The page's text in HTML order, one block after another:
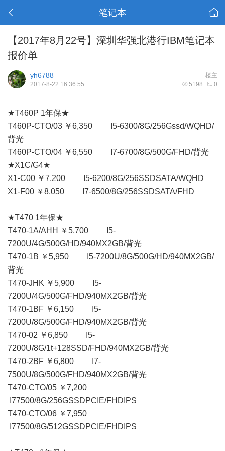
笔记本
【2017年8月22号】深圳华强北港行IBM笔记本
报价单
楼主
yh6788
5198 0
2017-8-22 16:36:55
★T460P 1年保★
T460P-CTO/03 ￥6,350 I5-6300/8G/256Gssd/WQHD/
背光
T460P-CTO/04 ￥6,550 I7-6700/8G/500G/FHD/背光
★X1C/G4★
X1-C00 ￥7,200 I5-6200/8G/256SSDSATA/WQHD
X1-F00 ￥8,050 I7-6500/8G/256SSDSATA/FHD
★T470 1年保★
T470-1A/AHH ￥5,700 I5-
7200U/4G/500G/HD/940MX2GB/背光
T470-1B ￥5,950 I5-7200U/8G/500G/HD/940MX2GB/
背光
T470-JHK ￥5,900 I5-
7200U/4G/500G/FHD/940MX2GB/背光
T470-1BF ￥6,150 I5-
7200U/8G/500G/FHD/940MX2GB/背光
T470-02 ￥6,850 I5-
7200U/8G/1t+128SSD/FHD/940MX2GB/背光
T470-2BF ￥6,800 I7-
7500U/8G/500G/FHD/940MX2GB/背光
T470-CTO/05 ￥7,200
I77500/8G/256GSSDPCIE/FHDIPS
T470-CTO/06 ￥7,950
I77500/8G/512GSSDPCIE/FHDIPS